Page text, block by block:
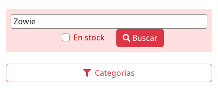
En stock Buscar
Categorías